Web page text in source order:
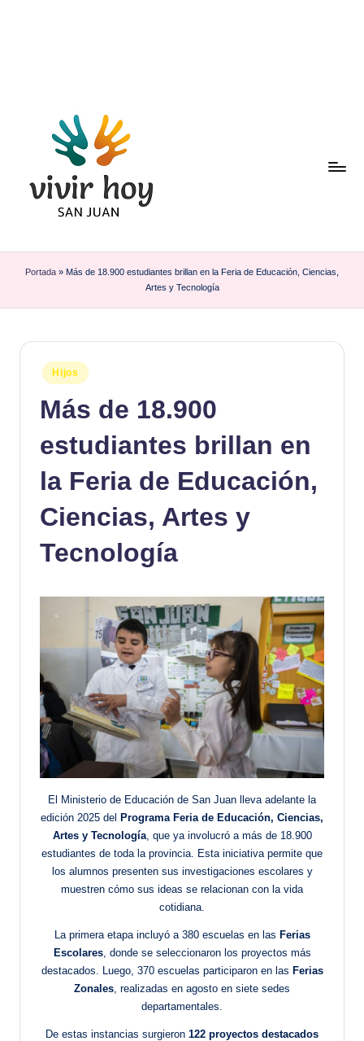
Saltar
contenido
Portada » Más de 18.900 estudiantes brillan en la Feria de Educación, Ciencias,
Artes y Tecnología
Publicado
en
Hijos
Más de 18.900
estudiantes brillan en
la Feria de Educación,
Ciencias, Artes y
Tecnología
El Ministerio de Educación de San Juan lleva adelante la
edición 2025 del Programa Feria de Educación, Ciencias,
Artes y Tecnología, que ya involucró a más de 18.900
estudiantes de toda la provincia. Esta iniciativa permite que
los alumnos presenten sus investigaciones escolares y
muestren cómo sus ideas se relacionan con la vida
cotidiana.
La primera etapa incluyó a 380 escuelas en las Ferias
Escolares, donde se seleccionaron los proyectos más
destacados. Luego, 370 escuelas participaron en las Ferias
Zonales , realizadas en agosto en siete sedes
departamentales.
De estas instancias surgieron 122 proyectos destacados